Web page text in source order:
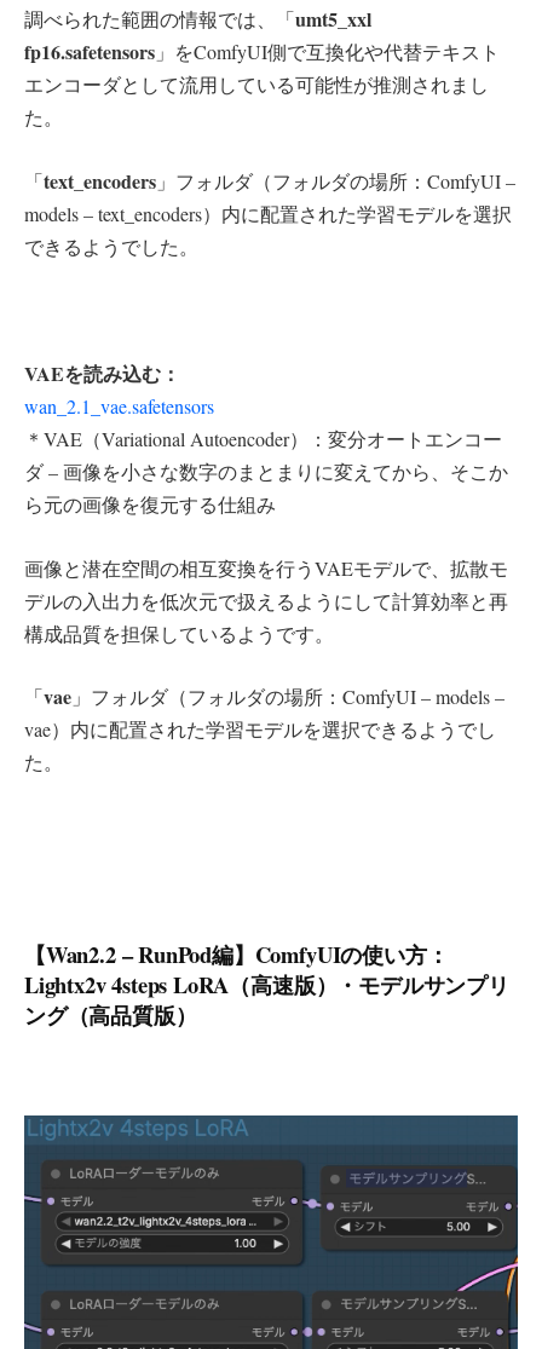
調べられた範囲の情報では、「umt5_xxl
fp16.safetensors 」をComfyUI側で互換化や代替テキスト
エンコーダとして流用している可能性が推測されまし
た。
「text_encoders 」フォルダ（フォルダの場所：ComfyUI –
models – text_encoders）内に配置された学習モデルを選択
できるようでした。
VAEを読み込む：
wan_2.1_vae.safetensors
＊VAE（Variational Autoencoder）：変分オートエンコー
ダ – 画像を小さな数字のまとまりに変えてから、そこか
ら元の画像を復元する仕組み
画像と潜在空間の相互変換を行うVAEモデルで、拡散モ
デルの入出力を低次元で扱えるようにして計算効率と再
構成品質を担保しているようです。
「vae 」フォルダ（フォルダの場所：ComfyUI – models –
vae）内に配置された学習モデルを選択できるようでし
た。
【Wan2.2 – RunPod編】ComfyUIの使い方：
Lightx2v 4steps LoRA（高速版）・モデルサンプリ
ング（高品質版）